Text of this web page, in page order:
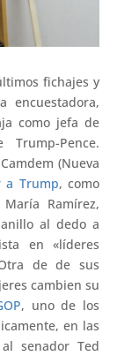
fichajes y
encuestadora,
como jefa de
Pence.
(Nueva
a Trump, como
Ramírez,
al dedo a
en «líderes
de de sus
cambien su
, uno de los
en las
senador Ted